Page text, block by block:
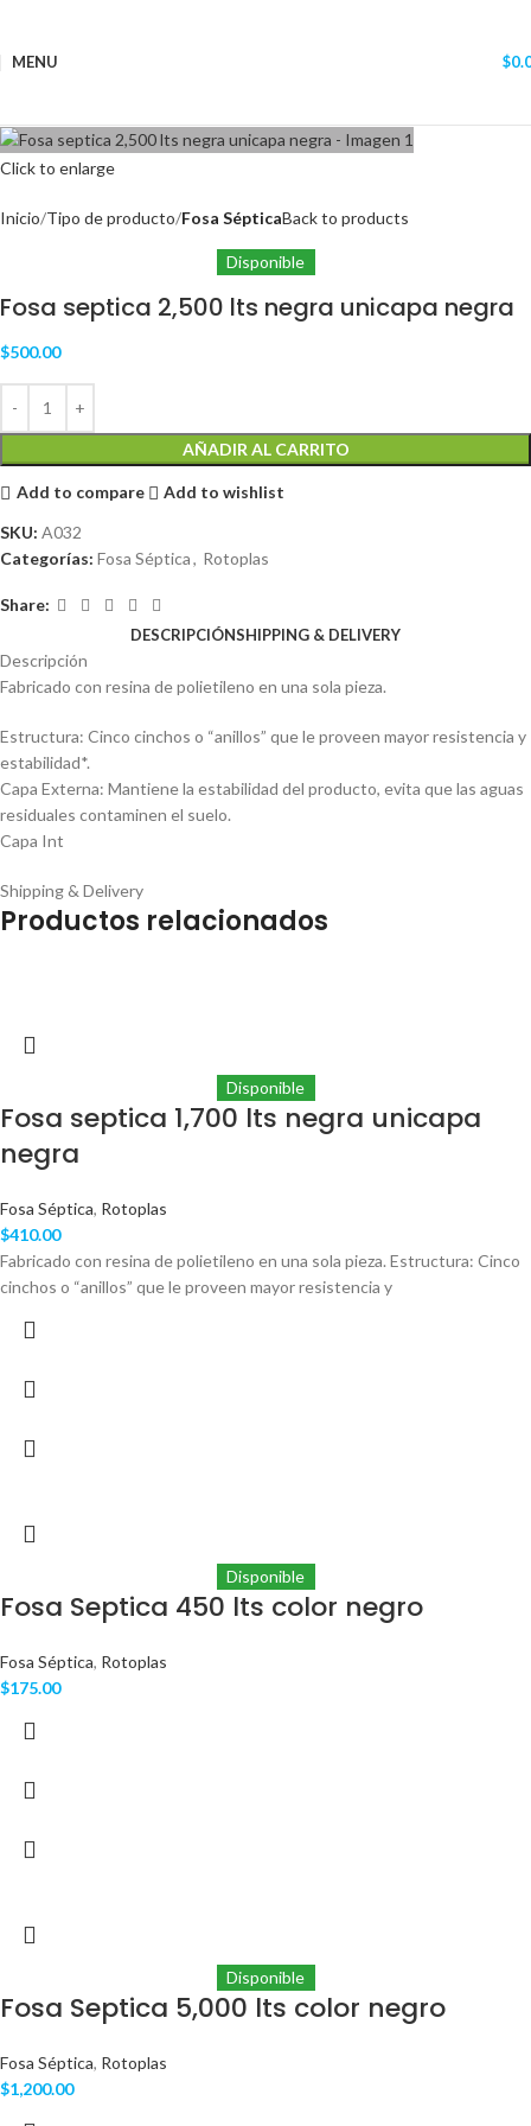
MENU $
Click to enlarge
Inicio Tipo de producto Fosa SépticaBack to products
Disponible
Fosa septica 2,500 lts negra unicapa negra
$500.00
AÑADIR AL CARRITO
Add to compare
Add to wishlist
SKU: A032
Categorías: Fosa Séptica, Rotoplas
Share:
DESCRIPCIÓNSHIPPING & DELIVERY
Descripción
Fabricado con resina de polietileno en una sola pieza.
Estructura: Cinco cinchos o “anillos” que le proveen mayor resistencia y
estabilidad*.
Capa Externa: Mantiene la estabilidad del producto, evita que las aguas
residuales contaminen el suelo.
Capa Int
Shipping & Delivery
Productos relacionados
Disponible
Fosa septica 1,700 lts negra unicapa
negra
Fosa Séptica, Rotoplas
$410.00
Fabricado con resina de polietileno en una sola pieza. Estructura: Cinco
cinchos o “anillos” que le proveen mayor resistencia y
Disponible
Fosa Septica 450 lts color negro
Fosa Séptica, Rotoplas
$175.00
Disponible
Fosa Septica 5,000 lts color negro
Fosa Séptica, Rotoplas
$1,200.00